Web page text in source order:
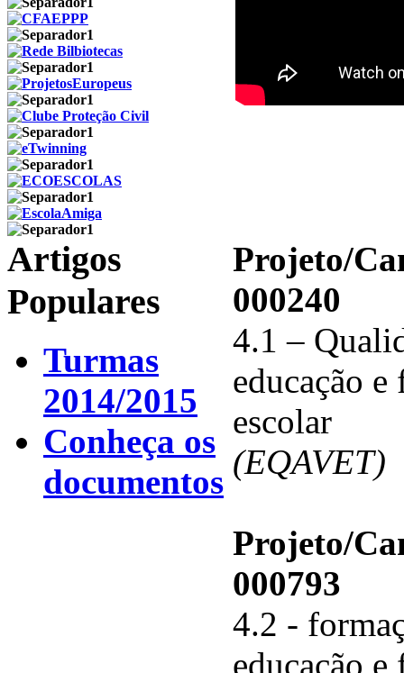
Projeto/
000240
4.1 –
educação e
escolar
(EQAVET)
Projeto/
000793
4.2 -
educação e
Artigos
Populares
Turmas
2014/2015
Conheça os
documentos